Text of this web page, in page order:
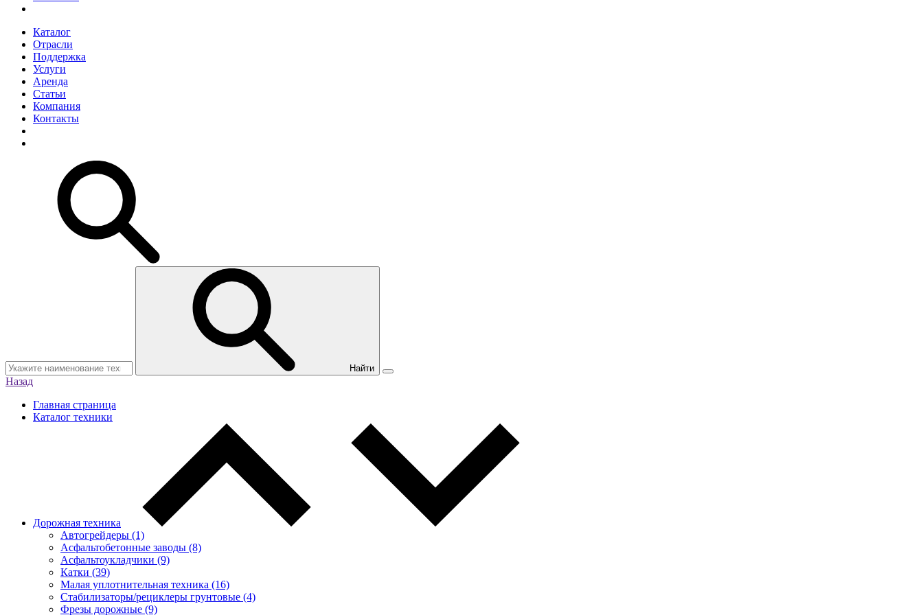
Каталог
Отрасли
Поддержка
Услуги
Аренда
Статьи
Компания
Контакты
Найти
Назад
Главная страница
Каталог техники
Дорожная техника
Автогрейдеры (1)
Асфальтобетонные заводы (8)
Асфальтоукладчики (9)
Катки (39)
Малая уплотнительная техника (16)
Стабилизаторы/рециклеры грунтовые (4)
Фрезы дорожные (9)